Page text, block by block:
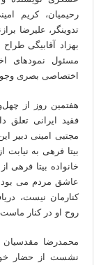
رحیمیان، کریم
تدوینگر، علیرضا
بهزاد آقابیگی
مسئول نمود‌های
اختصاصی بصری
هفتمین روز از
فقید ایرانی
مجتبی امینی دبیر
بیتا فرهی به
خانواده بیتا فرهی
عاشق مردم می بود
کنارمان نیست،
روح او در کنار
محمدرضا
نشست از حضار